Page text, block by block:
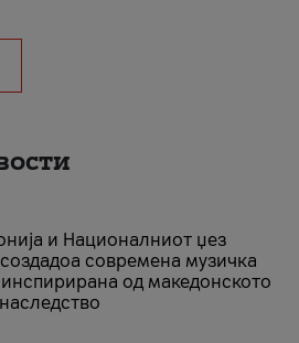
и Националниот џез
современа музичка
од македонското